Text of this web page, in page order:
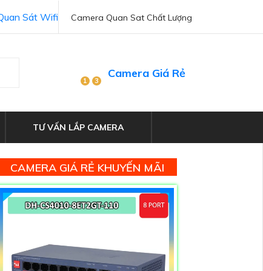
Camera Quan Sat Chất Lượng
Sát Wifi
1 3
Camera Giá Rẻ
TƯ VẤN LẮP CAMERA
CAMERA GIÁ RẺ KHUYẾN MÃI